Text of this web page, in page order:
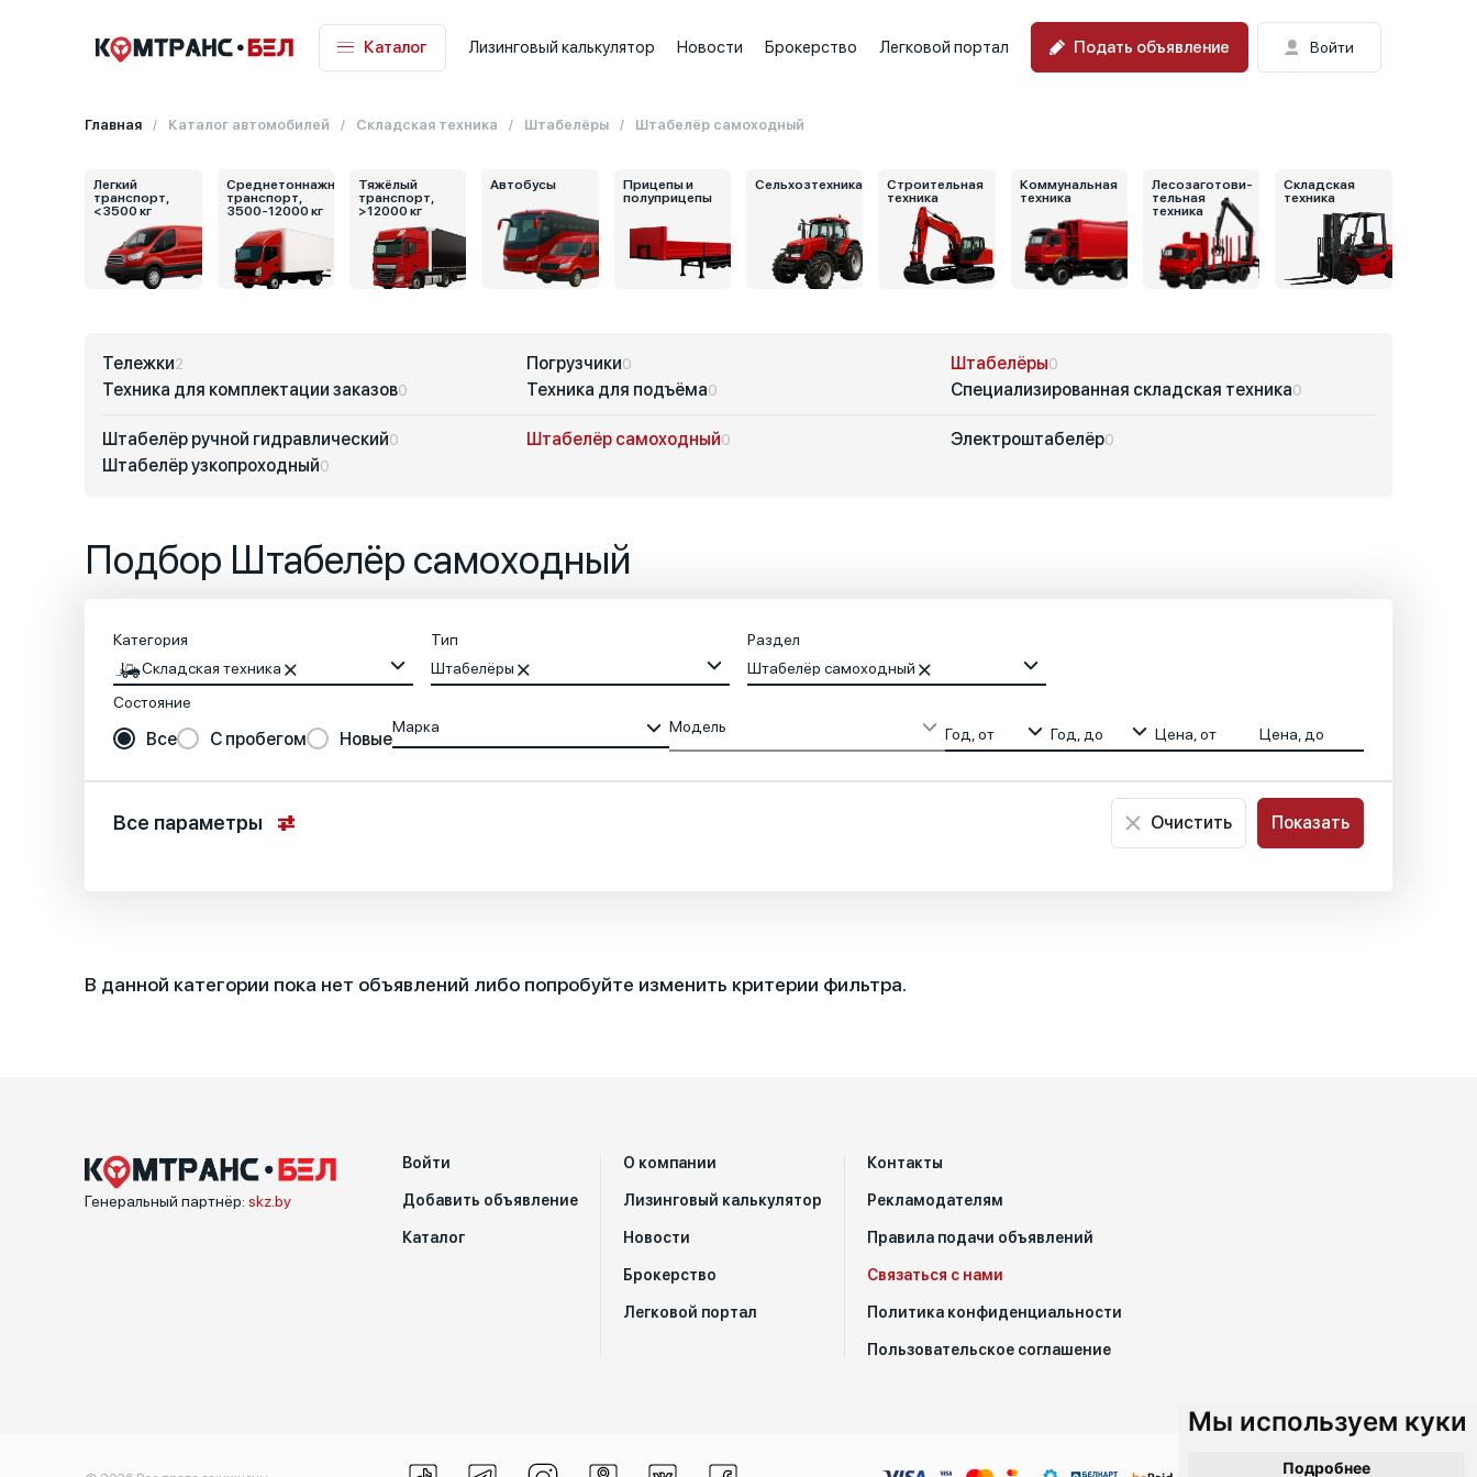
Мы используем куки
Подробнее
Каталог Лизинговый калькулятор Новости Брокерство Легковой портал Подать объявление Войти
Главная Каталог автомобилей Складская техника Штабелёры Штабелёр самоходный
Легкий
транспорт,
<3500 кг
Среднетоннажный
транспорт,
3500-12000 кг
Тяжёлый
транспорт,
>12000 кг
Автобусы
Прицепы и
полуприцепы
Сельхозтехника
Строительная
техника
Коммунальная
техника
Лесозаготови-
тельная
техника
Складская
техника
Тележки2 Погрузчики0 Штабелёры0
Техника для комплектации заказов0 Техника для подъёма0 Специализированная складская техника0
Штабелёр ручной гидравлический0 Штабелёр самоходный0 Электроштабелёр0
Штабелёр узкопроходный0
Подбор Штабелёр самоходный
Категория
Складская техника
Тип
Штабелёры
Раздел
Штабелёр самоходный
Состояние
Все С пробегом Новые
Марка Модель Год, от Год, до Цена, от Цена, до
Местоположение
Специальные характеристики
Все параметры Очистить Показать
В данной категории пока нет объявлений либо попробуйте изменить критерии фильтра.
Генеральный партнёр:skz.by
Войти
Добавить объявление
Каталог
О компании
Лизинговый калькулятор
Новости
Брокерство
Легковой портал
Контакты
Рекламодателям
Правила подачи объявлений
Связаться с нами
Политика конфиденциальности
Пользовательское соглашение